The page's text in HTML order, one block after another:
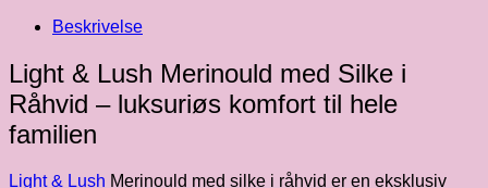
Beskrivelse
Light & Lush Merinould med Silke i
Råhvid – luksuriøs komfort til hele
familien
Light & Lush Merinould med silke i råhvid er en eksklusiv